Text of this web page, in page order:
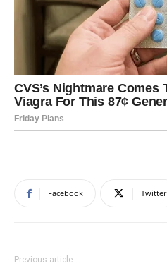
Facebook Twitter
Previous article